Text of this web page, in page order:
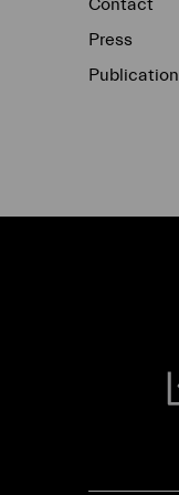
Contact
Press
Publication